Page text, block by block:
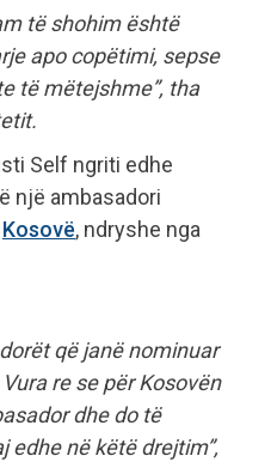
të shohim është
apo copëtimi, sepse
të mëtejshme”, tha
Self ngriti edhe
një ambasadori
Kosovë, ndryshe nga
që janë nominuar
re se për Kosovën
dhe do të
në këtë drejtim”,